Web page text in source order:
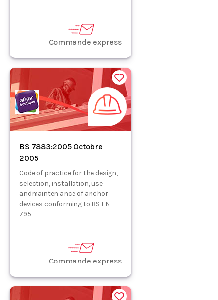
Commande express
BS 7883:2005 Octobre
2005
Code of practice for the design,
selection, installation, use
andmainten ance of anchor
devices conforming to BS EN
795
Commande express